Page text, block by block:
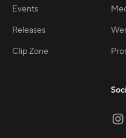
Events
Releases
Clip Zone
